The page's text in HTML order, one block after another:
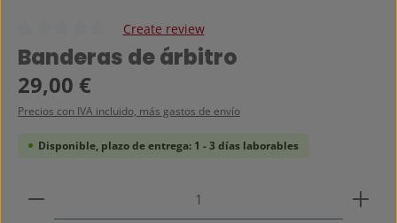
Calificación promedio de 0 de 5 estrellas
Create review
Banderas de árbitro
Precio normal:
29,00 €
Precios con IVA incluido, más gastos de envío
Disponible, plazo de entrega: 1 - 3 días laborables
Cantidad del producto: introduce la cantidad